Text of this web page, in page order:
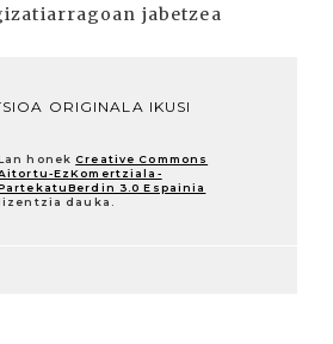
jabetzea
ORIGINALA IKUSI
honek Creative Commons
EzKomertziala-
3.0 Espainia
dauka.